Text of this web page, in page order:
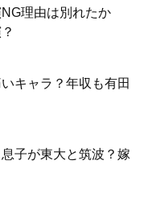
理由は別れたか
キャラ？年収も有田
子が東大と筑波？嫁